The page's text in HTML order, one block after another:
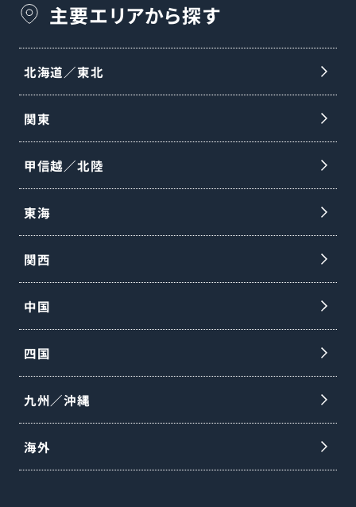
主要エリアから探す
北海道／東北
関東
甲信越／北陸
東海
関西
中国
四国
九州／沖縄
海外